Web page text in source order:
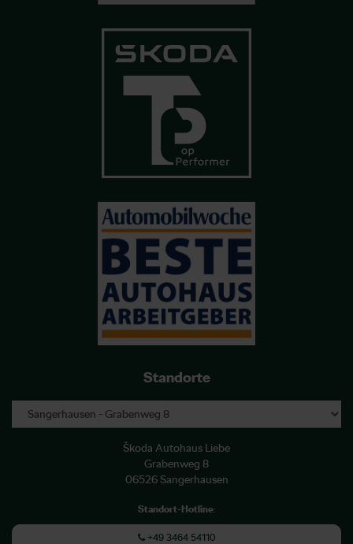
Standorte
Škoda Autohaus Liebe
Grabenweg 8
06526 Sangerhausen
Standort-Hotline:
+49 3464 54110